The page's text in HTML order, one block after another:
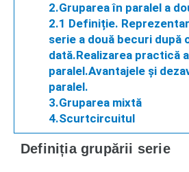
2.Gruparea în paralel a
2.1 Definiție.
serie a două becuri după
dată.Realizarea practică
paralel.Avantajele și
paralel.
3.Gruparea mixtă
4.Scurtcircuitul
Definiția grupării serie